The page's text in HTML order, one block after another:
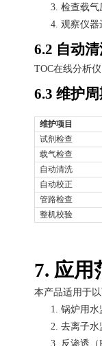
3. 检查载气
4. 观察仪器
6.2 自动
TOC在线分析
6.3 维护
维护项目
试剂检查
载气检查
自动清洗
自动校正
管路检查
整机校验
7. 应用
本产品适用于
1. 锅炉用水
2. 去离子水
3.
反渗透（